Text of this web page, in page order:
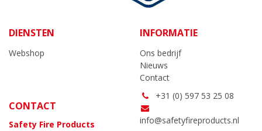
DIENSTEN
Webshop
INFORMATIE
Ons bedrijf
Nieuws
Contact
CONTACT
Safety Fire Products
+31 (0) 597 53 25 08
info@safetyfireproducts.nl